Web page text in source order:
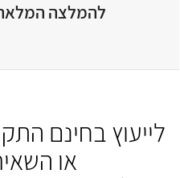
להמלצה המלאה
לייעוץ בחינם
או